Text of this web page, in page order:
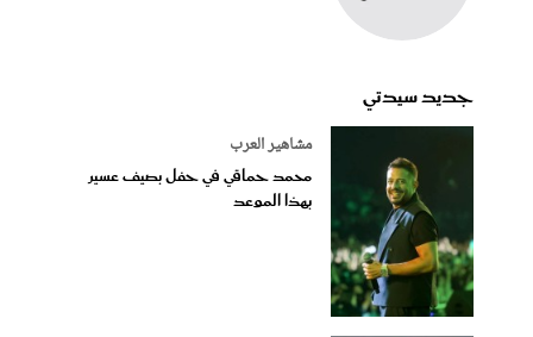
جديد سيدتي
مشاهير العرب
محمد حماقي في حفل بصيف عسير
بهذا الموعد